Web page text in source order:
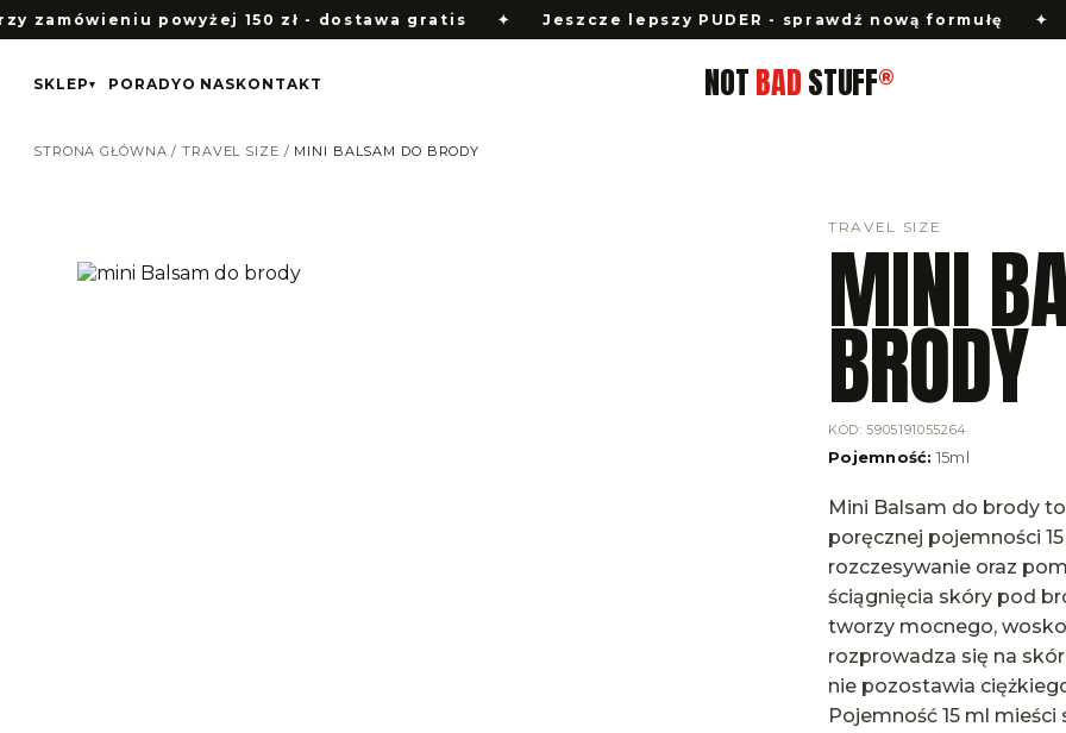
powyżej 150 zł - dostawa gratis ✦ Jeszcze lepszy PUDER - sprawdź nową formułę ✦
SKLEP▾ PORADYO NASKONTAKT NOTBADSTUFF®
STRONA GŁÓWNA /TRAVEL SIZE / MINI BALSAM DO BRODY
TRAVEL SIZE
MINI
BRODY
KOD:5905191055264
Pojemność: 15ml
Mini Balsam do brody
poręcznej pojemności
rozczesywanie oraz
ściągnięcia skóry pod
tworzy mocnego,
rozprowadza się na
nie pozostawia
Pojemność 15 ml